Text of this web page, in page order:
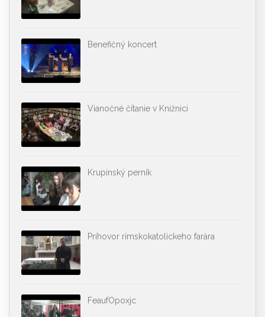
Benefičný koncert
Vianočné čítanie v Knižnici
Krupinský perník
Príhovor rímskokatolíckeho farára
FeaufOpoxjc